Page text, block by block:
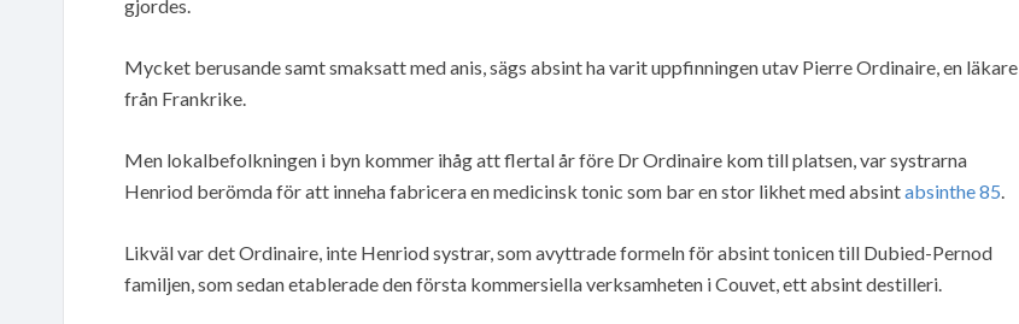
gjordes.
Mycket berusande samt smaksatt med anis, sägs absint ha varit uppfinningen utav Pierre Ordinaire, en läkare
från Frankrike.
Men lokalbefolkningen i byn kommer ihåg att flertal år före Dr Ordinaire kom till platsen, var systrarna
Henriod berömda för att inneha fabricera en medicinsk tonic som bar en stor likhet med absintabsinthe 85.
Likväl var det Ordinaire, inte Henriod systrar, som avyttrade formeln för absint tonicen till Dubied-Pernod
familjen, som sedan etablerade den första kommersiella verksamheten i Couvet, ett absint destilleri.